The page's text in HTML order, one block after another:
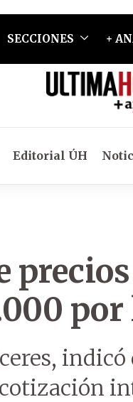
SECCIONES +
Editorial ÚH
indicó